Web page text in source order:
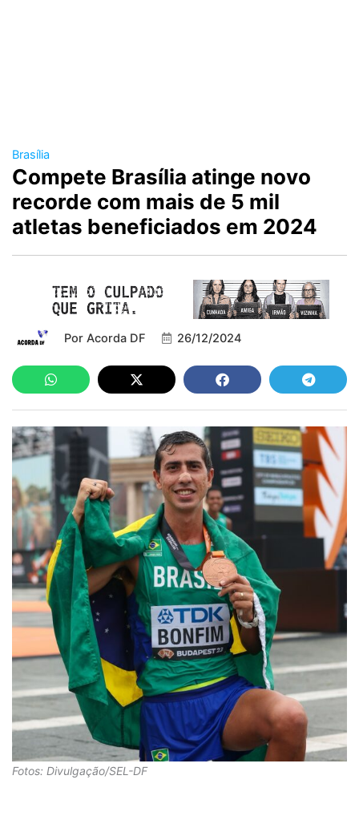
Brasília
Compete Brasília atinge novo
recorde com mais de 5 mil
atletas beneficiados em 2024
Por Acorda DF 26/12/2024
Fotos: Divulgação/SEL-DF